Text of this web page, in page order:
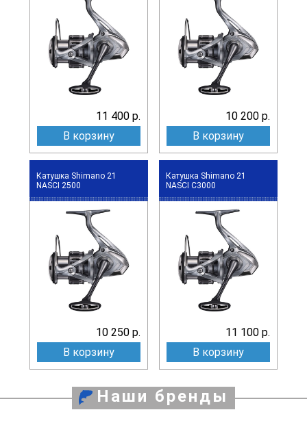
11 400 р.
В корзину
10 200 р.
В корзину
Катушка Shimano 21
NASCI 2500
10 250 р.
В корзину
Катушка Shimano 21
NASCI C3000
11 100 р.
В корзину
Наши бренды